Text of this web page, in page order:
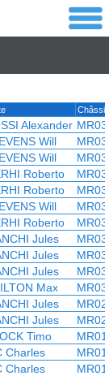
Châssis
Alexander
Will
Will
Roberto
Roberto
Will
Roberto
Jules
MR03
Jules
MR03
Jules
MR03
Max
MR03
Jules
MR02
Jules
MR02
Timo
MR01
Charles
MR01
Charles MR01